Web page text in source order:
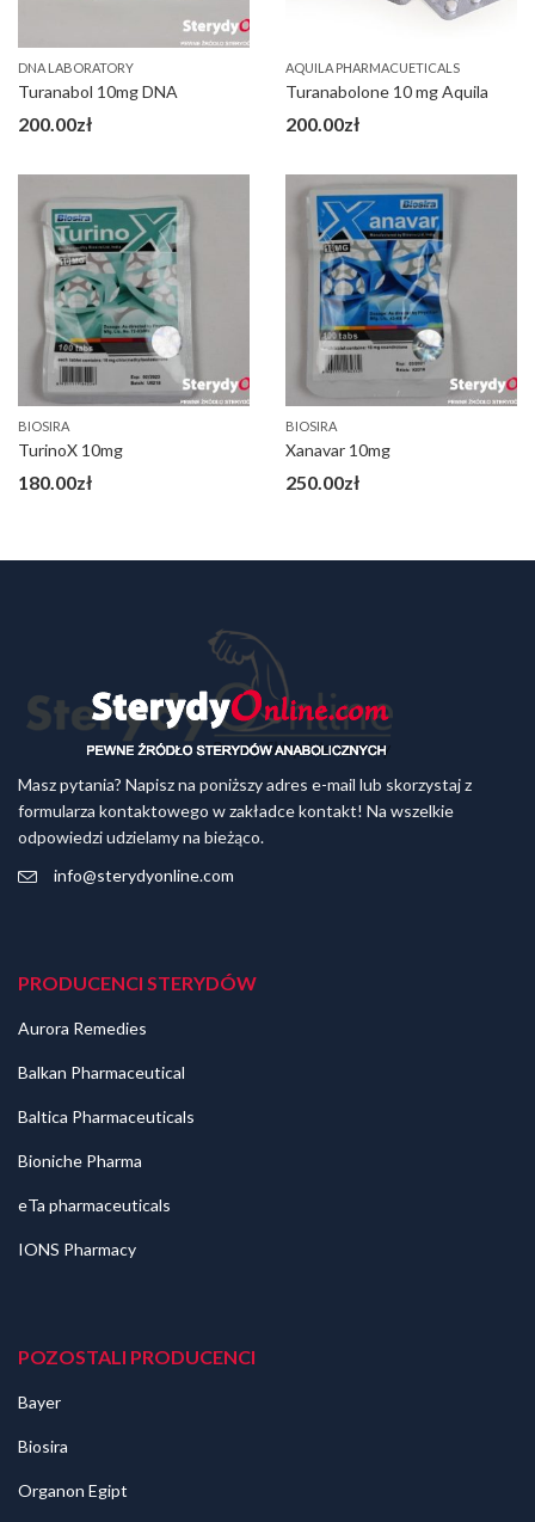
DNA LABORATORY
Turanabol 10mg DNA
200.00zł
AQUILA PHARMACUETICALS
Turanabolone 10 mg Aquila
200.00zł
BIOSIRA
TurinoX 10mg
180.00zł
BIOSIRA
Xanavar 10mg
250.00zł
Masz pytania? Napisz na poniższy adres e-mail lub skorzystaj z
formularza kontaktowego w zakładce kontakt! Na wszelkie
odpowiedzi udzielamy na bieżąco.
info@sterydyonline.com
PRODUCENCI STERYDÓW
Aurora Remedies
Balkan Pharmaceutical
Baltica Pharmaceuticals
Bioniche Pharma
eTa pharmaceuticals
IONS Pharmacy
POZOSTALI PRODUCENCI
Bayer
Biosira
Organon Egipt